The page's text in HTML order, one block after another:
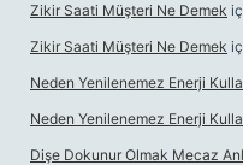
Zikir Saati Müşteri Ne Demek
Zikir Saati Müşteri Ne Demek
Neden Yenilenemez Enerji
Neden Yenilenemez Enerji
Dişe Dokunur Olmak Mecaz